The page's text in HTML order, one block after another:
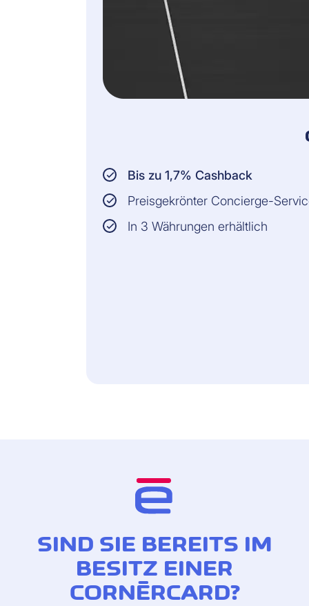
Bis zu 1,7% Cashback
Preisgekrönter Concierge-
In 3 Währungen erhältlich
SIND SIE BEREITS IM
BESITZ EINER
CORNÈRCARD?